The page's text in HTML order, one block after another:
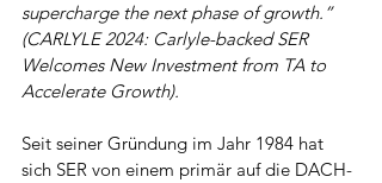
supercharge the next phase of growth.”
(CARLYLE 2024: Carlyle-backed SER
Welcomes New Investment from TA to
Accelerate Growth).
Seit seiner Gründung im Jahr 1984 hat
sich SER von einem primär auf die DACH-